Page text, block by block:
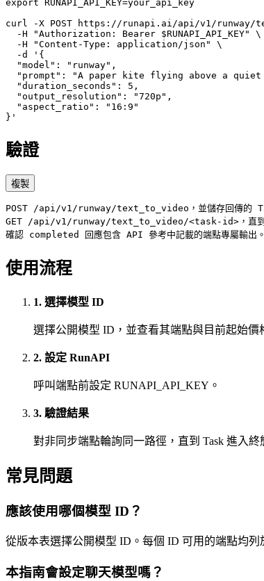
export RUNAPI_API_KEY=your_api_key
curl -X POST https://runapi.ai/api/v1/runway/
  -H "Authorization: Bearer $RUNAPI_API_KEY" \
  -H "Content-Type: application/json" \
  -d '{
  "model": "runway",
"prompt": "A paper kite flying above a
  "duration_seconds": 5,
  "output_resolution": "720p",
  "aspect_ratio": "16:9"
}'
驗證
複製
POST /api/v1/runway/text_to_video，並儲存回傳的
GET /api/v1/runway/text_to_video/<task-id>，直
確認 completed 回應包含 API 參考中記載的端點專屬輸出。
使用流程
1. 選擇模型 ID
選擇公開模型 ID，並查看其端點與目前起始價
2. 設定 RunAPI
呼叫端點前設定 RUNAPI_API_KEY。
3. 驗證結果
對非同步端點輪詢同一路徑，直到 Task 進入終
常見問題
應該使用哪個模型 ID？
從版本表選擇公開模型 ID。每個 ID 可用的端點均列
本指南會設定聊天模型嗎？